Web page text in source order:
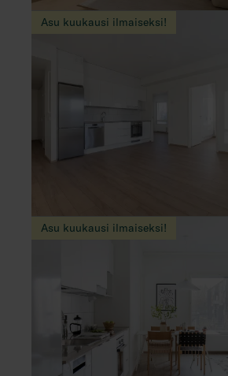
Asu kuukausi ilmaiseksi!
Asu kuukausi ilmaiseksi!